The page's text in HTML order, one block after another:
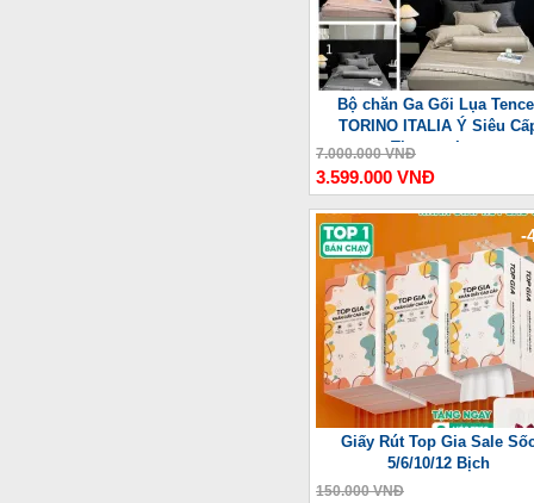
Bộ chăn Ga Gối Lụa
TORINO ITALIA Ý Siêu
Thượng Lưu
7.000.000 VNĐ
3.599.000 VNĐ
-
Giấy Rút Top Gia Sale
5/6/10/12 Bịch
150.000 VNĐ